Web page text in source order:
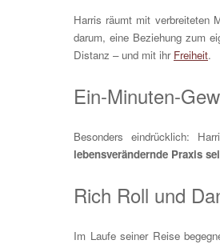
Harris räumt mit verbreiteten
darum, eine Beziehung zum
Distanz – und mit ihr Freiheit.
Ein-Minuten-
Besonders eindrücklich:
lebensverändernde Praxis
Rich Roll und
Im Laufe seiner Reise